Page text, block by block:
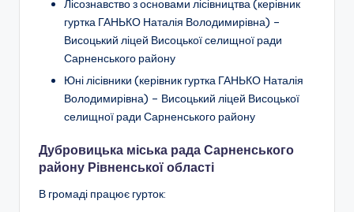
н
о
о
с
в
іт
и
Лісознавство з основами лісівництва(керівник
гуртка ГАНЬКО Наталія Володимирівна) –
Висоцький ліцей Висоцької селищної ради
Сарненського району
Юні лісівники (керівник гуртка ГАНЬКО Наталія
Володимирівна) – Висоцький ліцей Висоцької
селищної ради Сарненського району
Дубровицька міська рада Сарненського
району Рівненської області
В громаді працює гурток: